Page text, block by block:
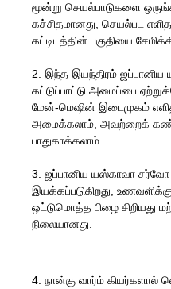
மூன்று செயல்பாடுகளை
கச்சிதமானது, செயல்பட
கட்டிடத்தின் பகுதியை
2. இந்த இயந்திரம்
கட்டுப்பாட்டு அமைப்பை
மேன்-மெஷின் இடைமுகம்
அமைக்கலாம், அவற்றைக்
பாதுகாக்கலாம்.
3. ஜப்பானிய யஸ்காவா சர்வோ
இயக்கப்படுகிறது,
ஒட்டுமொத்த பிழை சிறியது
நிலையானது.
4. நான்கு வார்ம் கியர்களால்